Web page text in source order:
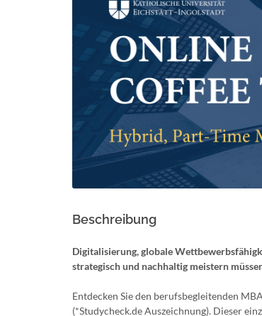
Beschreibung
Digitalisierung, globale
strategisch und nachhaltig meistern
Entdecken Sie den berufsbegleitenden
(*Studycheck.de Auszeichnung). Dieser